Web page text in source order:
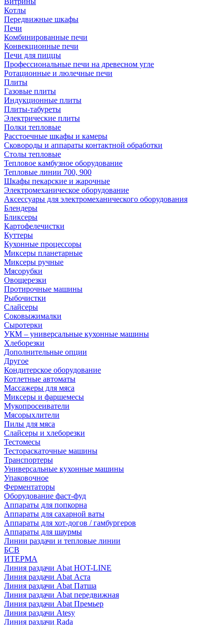
Котлы
Передвижные шкафы
Печи
Комбинированные печи
Конвекционные печи
Печи для пиццы
Профессиональные печи на древесном угле
Ротационные и люлечные печи
Плиты
Газовые плиты
Индукционные плиты
Плиты-табуреты
Электрические плиты
Полки тепловые
Расстоечные шкафы и камеры
Сковороды и аппараты контактной обработки
Столы тепловые
Тепловое камбузное оборудование
Тепловые линии 700, 900
Шкафы пекарские и жарочные
Электромеханическое оборудование
Аксессуары для электромеханического оборудования
Блендеры
Бликсеры
Картофелечистки
Куттеры
Кухонные процессоры
Миксеры планетарные
Миксеры ручные
Мясорубки
Овощерезки
Протирочные машины
Рыбочистки
Слайсеры
Соковыжималки
Сыротерки
УКМ – универсальные кухонные машины
Хлеборезки
Дополнительные опции
Другое
Кондитерское оборудование
Котлетные автоматы
Массажеры для мяса
Миксеры и фаршемесы
Мукопросеиватели
Мясорыхлители
Пилы для мяса
Слайсеры и хлеборезки
Тестомесы
Тестораскаточные машины
Транспортеры
Универсальные кухонные машины
Упаковочное
Ферментаторы
Оборудование фаст-фуд
Аппараты для попкорна
Аппараты для сахарной ваты
Аппараты для хот-догов / гамбургеров
Аппараты для шаурмы
Линии раздачи и тепловые линии
БСВ
ИТЕРМА
Линия раздачи Abat HOT-LINE
Линия раздачи Abat Аста
Линия раздачи Abat Патша
Линия раздачи Abat передвижная
Линия раздачи Abat Премьер
Линия раздачи Atesy
Линия раздачи Rada